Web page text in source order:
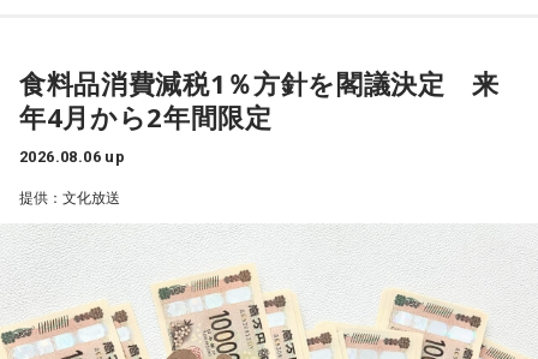
す。けれど、この一つの背景として懸念すべきなのが、今年
の5月、ニューヨークの国連本部で開催された「核不拡散条約
取り決めがそのまま無力と言いますか、止まってしまったと
いう現実があるわけです。
今回2月からアメリカがイランに対する攻撃、イランの核兵器
開発に関する問題が再燃されていて、アメリカが反対をする
という形で調印ができなかったことを受けて、今年の8月6日
武田「毎日ですか！」
キャンベル「毎日です。毎日やってるわけですね。日本で
は、関東大震災の翌年、1924年の9月1日に、一周忌と言いま
すか、記念事業が東京で行われた時に、
初めて1分間の黙祷というものがあり、そこから普及している
ということです。
今、阪神淡路大震災の1月17日と東日本大震災の3.11、それ
から8月は6日と9日の二つの原爆の日に、必ず1分間の黙祷と
中低所得者の支援や物価高対策を目的とする。秋の臨時国会
に関連法案を提出する方針だという。
寺島アナ 「食品の消費税1％に引き下げ、武者さん、これはど
うご覧になってますか？」
武者氏「ようやくということですけど、私は非常に前向きな
大変な第一歩だと思いますね。いよいよ本格的なサナエノミ
クスが起動するというように期待しています」
食料品消費減税1％方針を閣議決定 来
年4月から2年間限定
2026.08.06 up
提供：文化放送